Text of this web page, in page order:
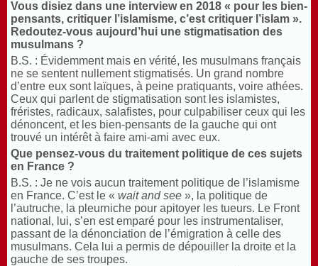
Vous disiez dans une interview en 2018 « pour les bien-
pensants, critiquer l’islamisme, c’est critiquer l’islam ».
Redoutez-vous aujourd’hui une stigmatisation des
musulmans ?
B.S. : Évidemment mais en vérité, les musulmans français
ne se sentent nullement stigmatisés. Un grand nombre
d’entre eux sont laïques, à peine pratiquants, voire athées.
Ceux qui parlent de stigmatisation sont les islamistes,
fréristes, radicaux, salafistes, pour culpabiliser ceux qui les
dénoncent, et les bien-pensants de la gauche qui ont
trouvé un intérêt à faire ami-ami avec eux.
Que pensez-vous du traitement politique de ces sujets
en France ?
B.S. : Je ne vois aucun traitement politique de l’islamisme
en France. C’est le « wait and see », la politique de
l’autruche, la pleurniche pour apitoyer les tueurs. Le Front
national, lui, s’en est emparé pour les instrumentaliser,
passant de la dénonciation de l’émigration à celle des
musulmans. Cela lui a permis de dépouiller la droite et la
gauche de ses troupes.